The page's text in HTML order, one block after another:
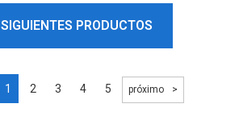
SIGUIENTES PRODUCTOS
1 2 3 4 5 próximo